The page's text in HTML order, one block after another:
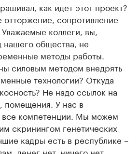
как идет этот проект?
сопротивление
коллеги, вы,
нашего общества, не
методы работы.
силовым методом внедрять
технологии? Откуда
Не надо ссылок на
помещения. У нас в
все компетенции. Мы можем
скринингом генетических
кадры есть в республике –